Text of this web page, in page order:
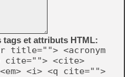
tags et attributs HTML:
title=""> <acronym
cite=""> <cite>
<i> <q cite="">